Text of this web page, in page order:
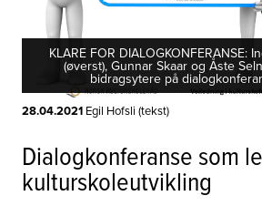
KLARE FOR DIALOGKONFERANSE:
(øverst), Gunnar Skaar og Åste
bidragsytere på
28.04.2021 Egil Hofsli (tekst)
Dialogkonferanse som
kulturskoleutvikling